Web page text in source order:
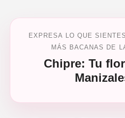
EXPRESA LO QUE
MÁS BACANAS DE
Chipre: Tu